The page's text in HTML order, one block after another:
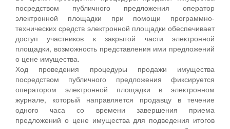
посредством публичного предложения оператор
электронной площадки при помощи программно-
технических средств электронной площадки обеспечивает
доступ участников к закрытой части электронной
площадки, возможность представления ими предложений
о цене имущества.
Ход проведения процедуры продажи имущества
посредством публичного предложения фиксируется
оператором электронной площадки в электронном
журнале, который направляется продавцу в течение
одного часа со времени завершения приема
предложений о цене имущества для подведения итогов